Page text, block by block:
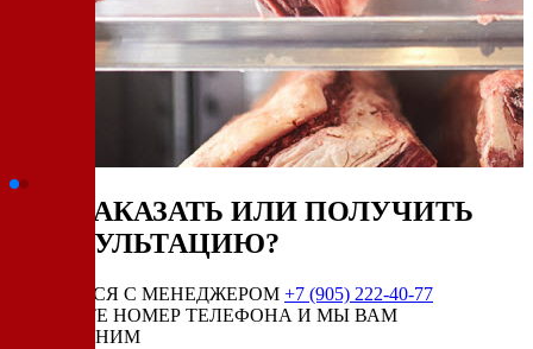
КАК ЗАКАЗАТЬ ИЛИ ПОЛУЧИТЬ
КОНСУЛЬТАЦИЮ?
СВЯЗАТЬСЯ С МЕНЕДЖЕРОМ +7 (905) 222-40-77
ОСТАВЬТЕ НОМЕР ТЕЛЕФОНА И МЫ ВАМ
ПЕРЕЗВОНИМ